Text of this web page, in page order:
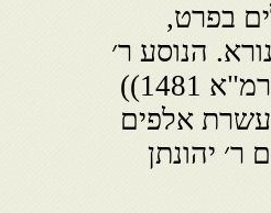
בפרט,
הנוסע ר׳
משולם מוולטירה שהגיע לירושלים בחדש תמוז רמ"א 1481))
אלפים
יהונתן